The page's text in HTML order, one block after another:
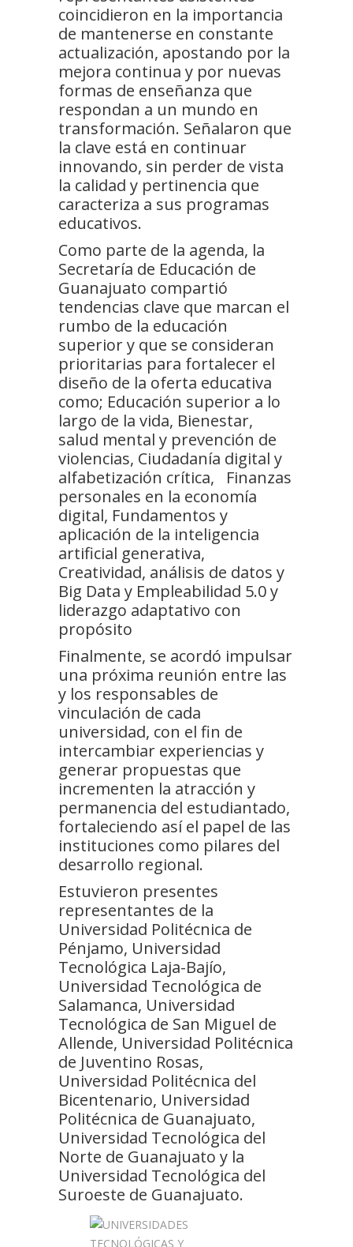
coincidieron en la importancia
de mantenerse en constante
actualización, apostando por la
mejora continua y por nuevas
formas de enseñanza que
respondan a un mundo en
transformación. Señalaron que
la clave está en continuar
innovando, sin perder de vista
la calidad y pertinencia que
caracteriza a sus programas
educativos.
Como parte de la agenda, la
Secretaría de Educación de
Guanajuato compartió
tendencias clave que marcan el
rumbo de la educación
superior y que se consideran
prioritarias para fortalecer el
diseño de la oferta educativa
como; Educación superior a lo
largo de la vida, Bienestar,
salud mental y prevención de
violencias, Ciudadanía digital y
alfabetización crítica, Finanzas
personales en la economía
digital, Fundamentos y
aplicación de la inteligencia
artificial generativa,
Creatividad, análisis de datos y
Big Data y Empleabilidad 5.0 y
liderazgo adaptativo con
propósito
Finalmente, se acordó impulsar
una próxima reunión entre las
y los responsables de
vinculación de cada
universidad, con el fin de
intercambiar experiencias y
generar propuestas que
incrementen la atracción y
permanencia del estudiantado,
fortaleciendo así el papel de las
instituciones como pilares del
desarrollo regional.
Estuvieron presentes
representantes de la
Universidad Politécnica de
Pénjamo, Universidad
Tecnológica Laja-Bajío,
Universidad Tecnológica de
Salamanca, Universidad
Tecnológica de San Miguel de
Allende, Universidad Politécnica
de Juventino Rosas,
Universidad Politécnica del
Bicentenario, Universidad
Politécnica de Guanajuato,
Universidad Tecnológica del
Norte de Guanajuato y la
Universidad Tecnológica del
Suroeste de Guanajuato.